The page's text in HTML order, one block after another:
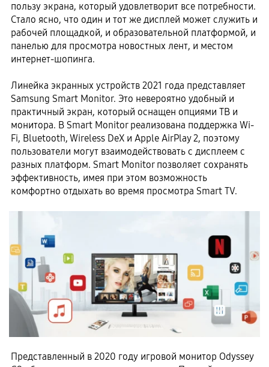
пользу экрана, который удовлетворит все потребности.
Стало ясно, что один и тот же дисплей может служить и
рабочей площадкой, и образовательной платформой, и
панелью для просмотра новостных лент, и местом
интернет-шопинга.
Линейка экранных устройств 2021 года представляет
Samsung Smart Monitor. Это невероятно удобный и
практичный экран, который оснащен опциями ТВ и
монитора. В Smart Monitor реализована поддержка Wi-
Fi, Bluetooth, Wireless DeX и Apple AirPlay 2, поэтому
пользователи могут взаимодействовать с дисплеем с
разных платформ. Smart Monitor позволяет сохранять
эффективность, имея при этом возможность
комфортно отдыхать во время просмотра Smart TV.
Представленный в 2020 году игровой монитор Odyssey